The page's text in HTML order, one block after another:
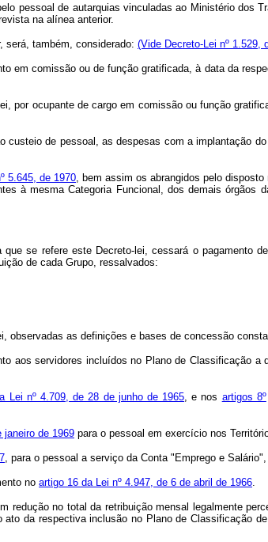
de autarquias vinculadas ao Ministério dos
na alínea anterior.
será, também, considerado: (Vide Decreto-Lei nº 1.529,
comissão ou de função gratificada, à data da
ocupante de cargo em comissão ou função
de pessoal, as despesas com a implantação
5.645, de 1970 , bem assim os abrangidos pelo
à mesma Categoria Funcional, dos demais órgãos
se refere este Decreto-lei, cessará o pagamento
de cada Grupo, ressalvados:
observadas as definições e bases de concessão
aos servidores incluídos no Plano de Classificação a
Lei nº 4.709, de 28 de junho de 1965 , e nos artigos 8º
janeiro de 1969 para o pessoal em exercício nos
, para o pessoal a serviço da Conta "Emprego e
no artigo 16 da Lei nº 4.947, de 6 de abril de 1966
no total da retribuição mensal legalmente
da respectiva inclusão no Plano de Classificação